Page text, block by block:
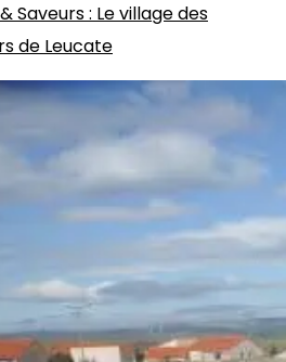
Saveurs: Le village des
de Leucate